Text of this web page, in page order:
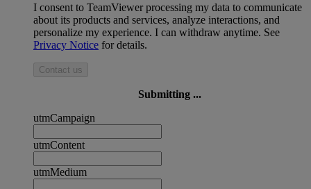
I consent to TeamViewer processing my data to communicate
about its products and services, analyze interactions, and
personalize my experience. I can withdraw anytime. See
Privacy Notice for details.
Contact us
Submitting ...
utmCampaign
utmContent
utmMedium